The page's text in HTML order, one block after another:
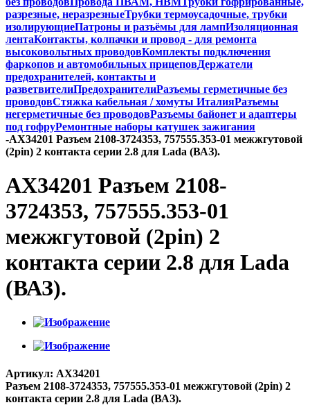
разрезные, неразрезныеТрубки термоусадочные, трубки
изолирующиеПатроны и разъёмы для лампИзоляционная
лентаКонтакты, колпачки и провод - для ремонта
высоковольтных проводовКомплекты подключения
фаркопов и автомобильных прицеповДержатели
предохранителей, контакты и
разветвителиПредохранителиРазъемы герметичные без
проводовСтяжка кабельная / хомуты ИталияРазъемы
негерметичные без проводовРазъемы байонет и адаптеры
под гофруРемонтные наборы катушек зажигания
-AX34201 Разъем 2108-3724353, 757555.353-01 межжгутовой
(2pin) 2 контакта серии 2.8 для Lada (ВАЗ).
AX34201 Разъем 2108-
3724353, 757555.353-01
межжгутовой (2pin) 2
контакта серии 2.8 для Lada
(ВАЗ).
Артикул: AX34201
Разъем 2108-3724353, 757555.353-01 межжгутовой (2pin) 2
контакта серии 2.8 для Lada (ВАЗ).